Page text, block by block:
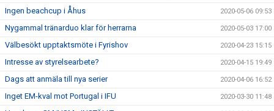
Ingen beachcup i Åhus 2020-05-06 09:53
Nygammal tränarduo klar för herrarna 2020-05-03 17:00
Välbesökt upptaktsmöte i Fyrishov 2020-04-23 15:15
Intresse av styrelsearbete? 2020-04-15 19:49
Dags att anmäla till nya serier 2020-04-06 16:52
Inget EM-kval mot Portugal i IFU 2020-03-30 11:48